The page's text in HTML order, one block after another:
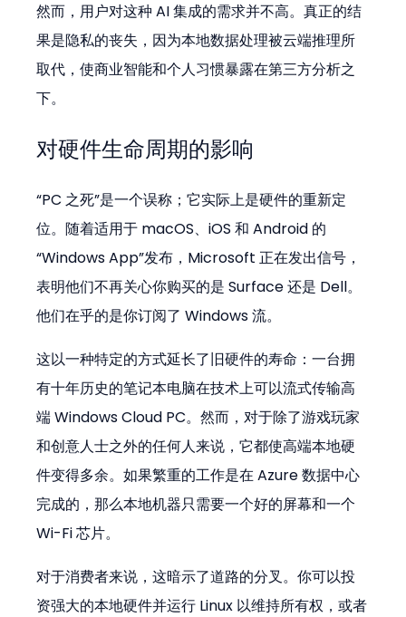
然而，用户对这种 AI 集成的需求并不高。真正的结
果是隐私的丧失，因为本地数据处理被云端推理所
取代，使商业智能和个人习惯暴露在第三方分析之
下。
对硬件生命周期的影响
“PC 之死”是一个误称；它实际上是硬件的重新定
位。随着适用于 macOS、iOS 和 Android 的
“Windows App”发布，Microsoft 正在发出信号，
表明他们不再关心你购买的是 Surface 还是 Dell。
他们在乎的是你订阅了 Windows 流。
这以一种特定的方式延长了旧硬件的寿命：一台拥
有十年历史的笔记本电脑在技术上可以流式传输高
端 Windows Cloud PC。然而，对于除了游戏玩家
和创意人士之外的任何人来说，它都使高端本地硬
件变得多余。如果繁重的工作是在 Azure 数据中心
完成的，那么本地机器只需要一个好的屏幕和一个
Wi-Fi 芯片。
对于消费者来说，这暗示了道路的分叉。你可以投
资强大的本地硬件并运行 Linux 以维持所有权，或者